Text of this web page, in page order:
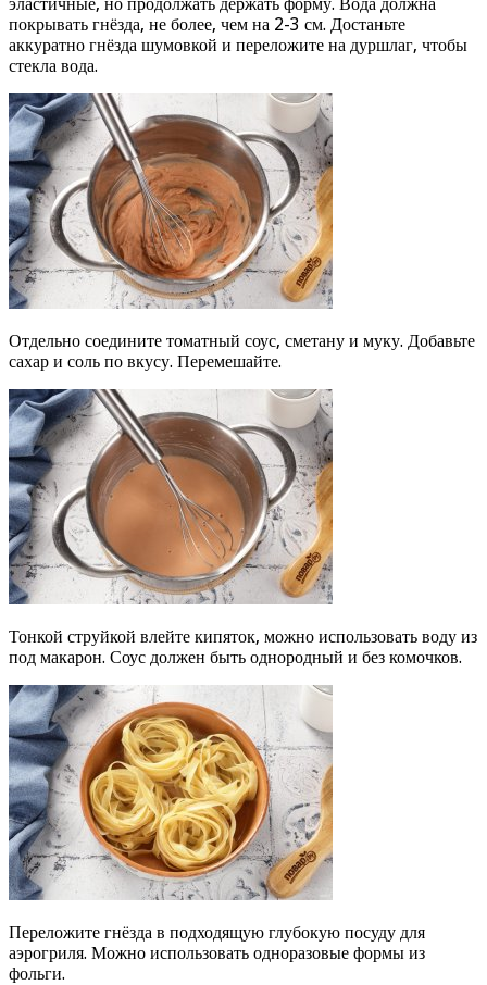
покрывать гнёзда, не более, чем на 2-3 см. Достаньте
аккуратно гнёзда шумовкой и переложите на дуршлаг, чтобы
стекла вода.
Отдельно соедините томатный соус, сметану и муку. Добавьте
сахар и соль по вкусу. Перемешайте.
Тонкой струйкой влейте кипяток, можно использовать воду из
под макарон. Соус должен быть однородный и без комочков.
Переложите гнёзда в подходящую глубокую посуду для
аэрогриля. Можно использовать одноразовые формы из
фольги.